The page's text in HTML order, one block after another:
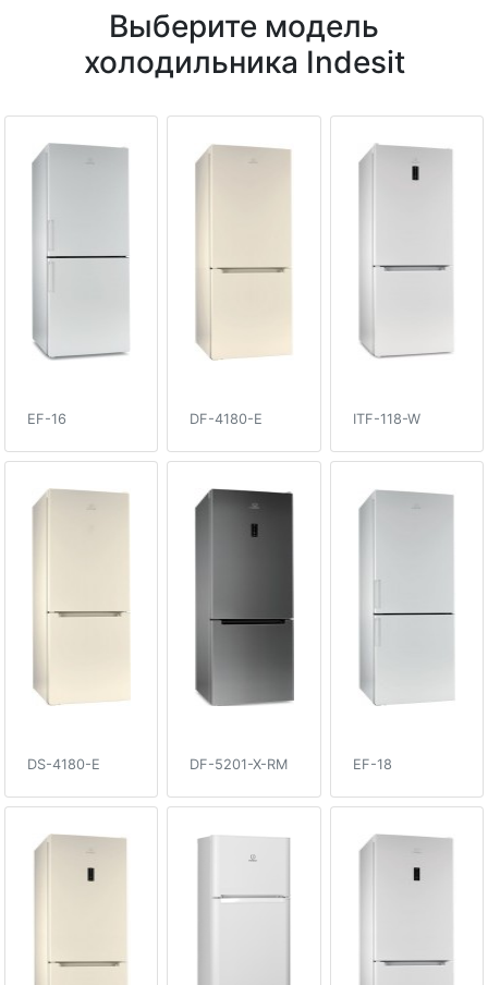
Выберите модель
холодильника Indesit
EF-16 DF-4180-E ITF-118-W
DS-4180-E DF-5201-X-RM EF-18